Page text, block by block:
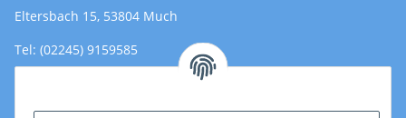
Eltersbach 15, 53804 Much
Tel: (02245) 9159585
Email: Kontakt@toromedical.de